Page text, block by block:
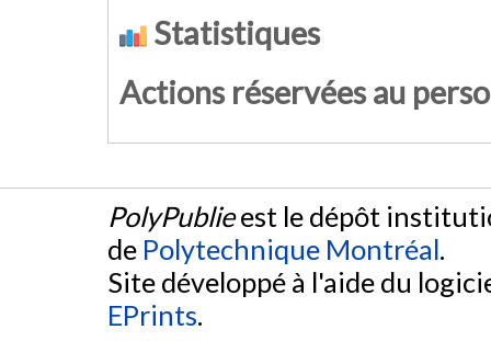
Statistiques
Actions réservées au
PolyPublieest le dépôt
de Polytechnique Montréal.
Site développé à l'aide du
EPrints.